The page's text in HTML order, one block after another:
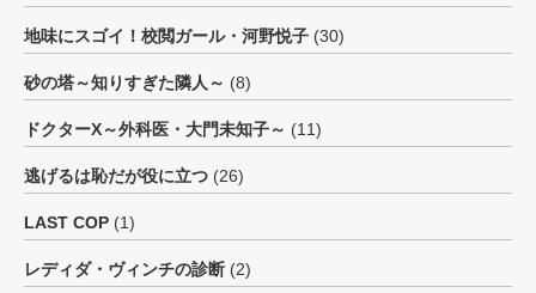
地味にスゴイ！校閲ガール・河野悦子 (30)
砂の塔～知りすぎた隣人～ (8)
ドクターX～外科医・大門未知子～ (11)
逃げるは恥だが役に立つ (26)
LAST COP (1)
レディダ・ヴィンチの診断 (2)